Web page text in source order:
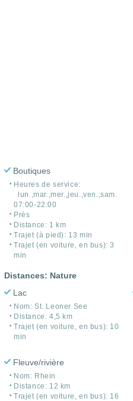
Boutiques
Heures de service:
lun.,mar.,mer.,jeu.,ven.,sam.
07:00-22:00
Près
Distance: 1 km
Trajet (à pied): 13 min
Trajet (en voiture, en bus): 3
min
Distances: Nature
Lac
Nom: St. Leoner See
Distance: 4,5 km
Trajet (en voiture, en bus): 10
min
Fleuve/rivière
Nom: Rhein
Distance: 12 km
Trajet (en voiture, en bus): 16